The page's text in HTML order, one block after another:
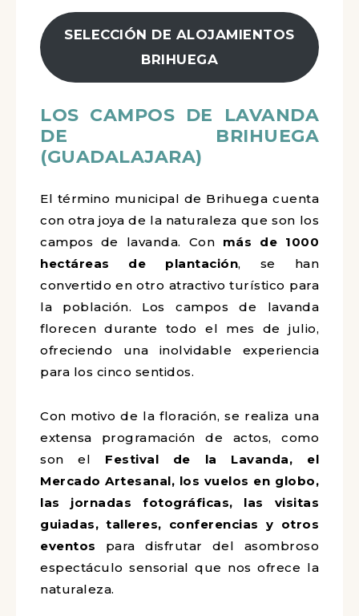
SELECCIÓN DE ALOJAMIENTOS
BRIHUEGA
LOS CAMPOS DE LAVANDA
DE BRIHUEGA
(GUADALAJARA)
El término municipal de Brihuega cuenta
con otra joya de la naturaleza que son los
campos de lavanda. Con más de 1000
hectáreas de plantación, se han
convertido en otro atractivo turístico para
la población. Los campos de lavanda
florecen durante todo el mes de julio,
ofreciendo una inolvidable experiencia
para los cinco sentidos.
Con motivo de la floración, se realiza una
extensa programación de actos, como
son el Festival de la Lavanda, el
Mercado Artesanal, los vuelos en globo,
las jornadas fotográficas, las visitas
guiadas, talleres, conferencias y otros
eventos para disfrutar del asombroso
espectáculo sensorial que nos ofrece la
naturaleza.